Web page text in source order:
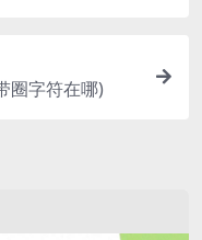
圈字符在哪)